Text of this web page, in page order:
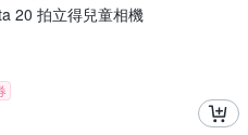
20 拍立得兒童相機